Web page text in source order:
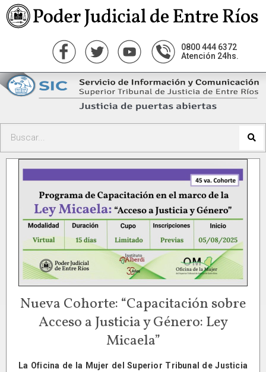
0800 444 6372
Atención 24hs.
Nueva Cohorte: “Capacitación sobre
Acceso a Justicia y Género: Ley
Micaela”
La Oficina de la Mujer del Superior Tribunal de Justicia